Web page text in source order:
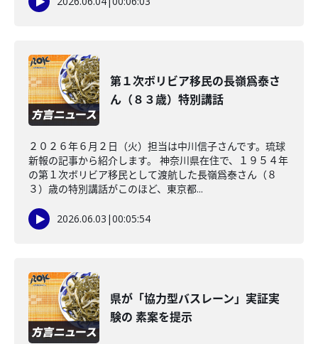
第１次ボリビア移民の長嶺爲泰さ
ん（８３歳）特別講話
２０２６年６月２日（火）担当は中川信子さんです。琉球
新報の記事から紹介します。 神奈川県在住で、１９５４年
の第１次ボリビア移民として渡航した長嶺爲泰さん（８
３）歳の特別講話がこのほど、東京都...
2026.06.03 |00:05:54
県が「協力型バスレーン」実証実
験の 素案を提示